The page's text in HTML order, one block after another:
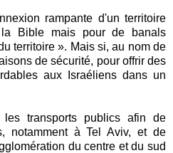
rampante d'un territoire
Bible mais pour de banals
territoire ». Mais si, au nom de
de sécurité, pour offrir des
aux Israéliens dans un
transports publics afin de
notamment à Tel Aviv, et de
du centre et du sud